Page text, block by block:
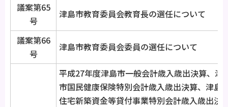
議案第65
号
津島市教育委員会教育長の選任について
議案第66
号
津島市教育委員会委員の選任について
平成27年度津島市一般会計歳入歳出決算、津
市国民健康保険特別会計歳入歳出決算、津島
住宅新築資金等貸付事業特別会計歳入歳出決